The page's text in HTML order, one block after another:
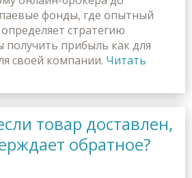
фонды, где опытный
стратегию
получить прибыль как для
своей компании. Читать
товар доставлен,
обратное?